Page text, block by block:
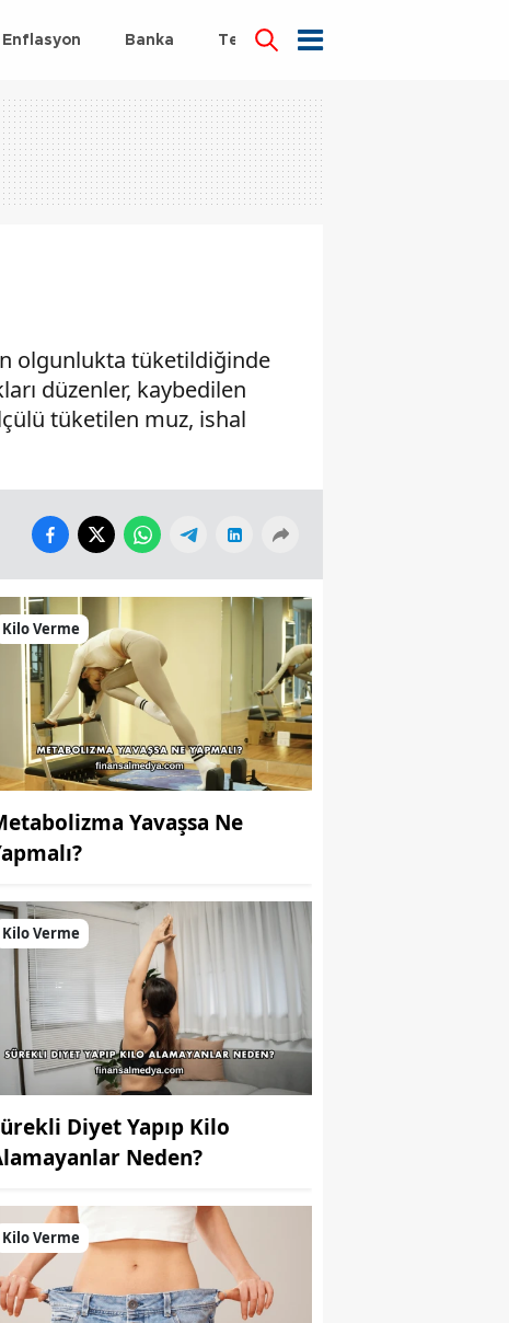
Enflasyon Banka Teknoloji
olgunlukta tüketildiğinde
düzenler, kaybedilen
tüketilen muz, ishal
Kilo Verme
Yavaşsa Ne
Kilo Verme
Diyet Yapıp Kilo
Neden?
Kilo Verme